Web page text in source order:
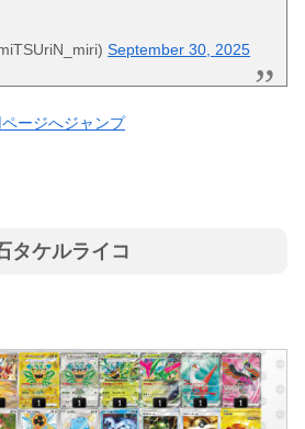
September 30, 2025
ージへジャンプ
タケルライコ